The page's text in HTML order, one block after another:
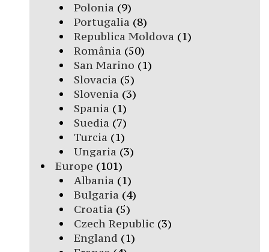
Polonia (9)
Portugalia (8)
Republica Moldova (1)
România (50)
San Marino (1)
Slovacia (5)
Slovenia (3)
Spania (1)
Suedia (7)
Turcia (1)
Ungaria (3)
Europe (101)
Albania (1)
Bulgaria (4)
Croatia (5)
Czech Republic (3)
England (1)